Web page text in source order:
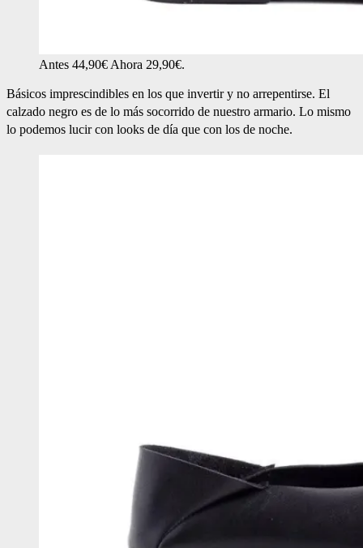
Antes 44,90€ Ahora 29,90€.
Básicos imprescindibles en los que invertir y no arrepentirse. El
calzado negro es de lo más socorrido de nuestro armario. Lo mismo
lo podemos lucir con looks de día que con los de noche.